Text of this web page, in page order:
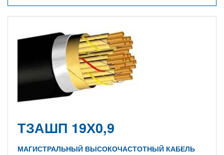
ТЗАШП 19Х0,9
МАГИСТРАЛЬНЫЙ ВЫСОКОЧАСТОТНЫЙ КАБЕЛЬ